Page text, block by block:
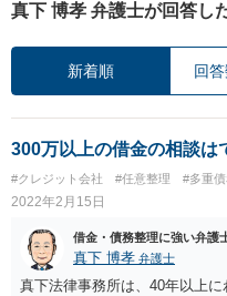
真下 博孝 弁護士が回答し
新着順 回
300万以上の借金の相談は
#クレジット会社 #任意整理 #多重債
2022年2月15日
借金・債務整理に強い弁護
真下 博孝 弁護士
真下法律事務所は、40年以上